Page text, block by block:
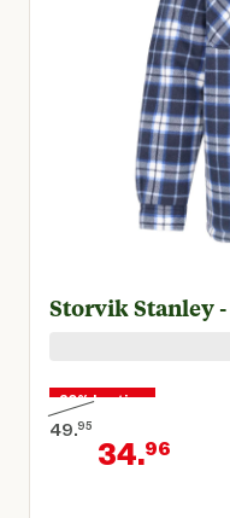
Storvik Stanley
30% korting
49.95
Oorspronkelijke prijs
34.96